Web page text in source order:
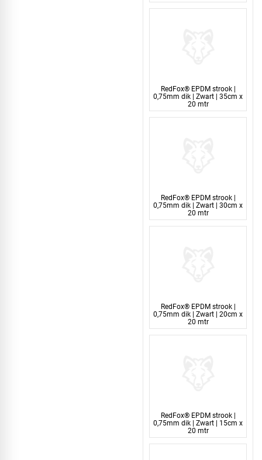
RedFox® EPDM strook |
0,75mm dik | Zwart | 35cm x
20 mtr
RedFox® EPDM strook |
0,75mm dik | Zwart | 30cm x
20 mtr
RedFox® EPDM strook |
0,75mm dik | Zwart | 20cm x
20 mtr
RedFox® EPDM strook |
0,75mm dik | Zwart | 15cm x
20 mtr